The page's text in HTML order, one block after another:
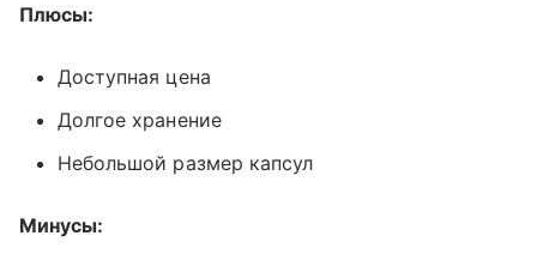
Плюсы:
Доступная цена
Долгое хранение
Небольшой размер капсул
Минусы: